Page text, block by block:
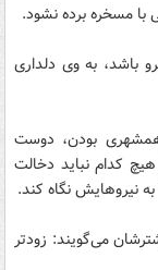
مسخره برده نشود.
باشد، به وی دلداری
همشهری بودن، دوست
کدام نباید دخالت
نیروهایش نگاه کند.
می‌گویند: زودتر